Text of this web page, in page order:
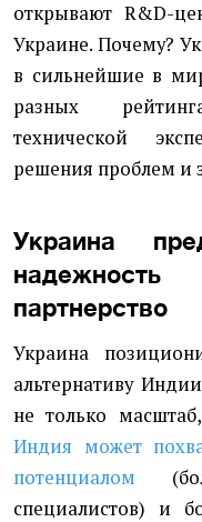
открывают R&D-
Украине. Почему?
в сильнейшие в
разных
технической
решения проблем и
Украина
надежность
партнерство
Украина
альтернативу
не только
Индия может
потенциалом
специалистов) и